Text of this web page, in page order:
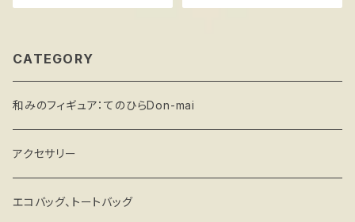
CATEGORY
和みのフィギュア：てのひらDon-mai
アクセサリー
エコバッグ、トートバッグ